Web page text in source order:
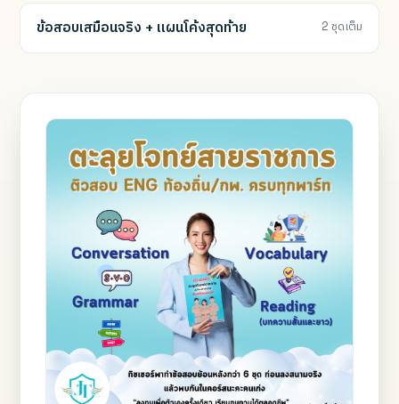
ข้อสอบเสมือนจริง + แผนโค้งสุดท้าย 2 ชุดเต็ม